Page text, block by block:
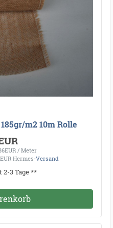
m2 10m Rolle
/ Meter
Hermes-Versand
3 Tage **